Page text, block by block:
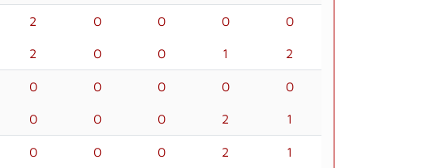
2 0 0 0 0
2 0 0 1 2
0 0 0 0 0
0 0 0 2 1
0 0 0 2 1